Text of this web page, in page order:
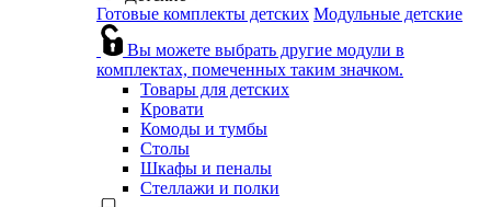
Готовые комплекты детских Модульные детские
Вы можете выбрать другие модули в
комплектах, помеченных таким значком.
Товары для детских
Кровати
Комоды и тумбы
Столы
Шкафы и пеналы
Стеллажи и полки